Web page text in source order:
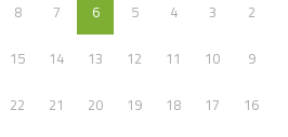
2
3
4
5
6
7
8
9
10
11
12
13
14
15
16
17
18
19
20
21
22